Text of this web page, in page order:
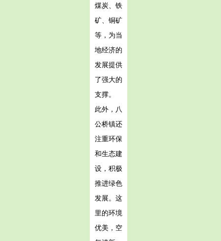
煤炭、铁
矿、铜矿
等，为当
地经济的
发展提供
了强大的
支撑。
此外，八
公桥镇还
注重环保
和生态建
设，积极
推进绿色
发展。这
里的环境
优美，空